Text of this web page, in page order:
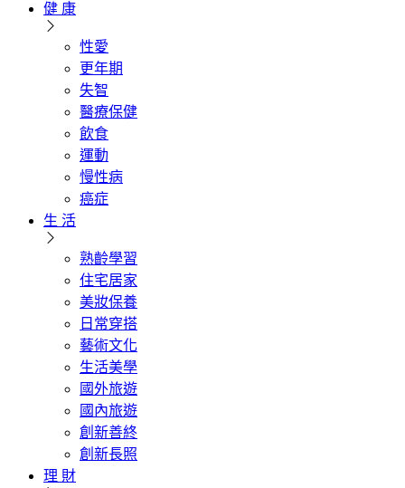
健 康
性愛
更年期
失智
醫療保健
飲食
運動
慢性病
癌症
生 活
熟齡學習
住宅居家
美妝保養
日常穿搭
藝術文化
生活美學
國外旅遊
國內旅遊
創新善終
創新長照
理 財